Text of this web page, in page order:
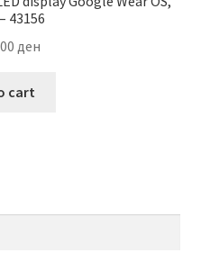
43156
ден
cart